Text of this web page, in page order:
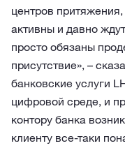
центров
активны и давно
просто обязаны
присутствие», –
банковские услуги
цифровой среде, и
контору банка
клиенту все-таки